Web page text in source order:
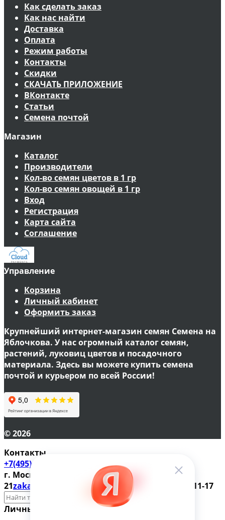
Как сделать заказ
Как нас найти
Доставка
Оплата
Режим работы
Контакты
Скидки
СКАЧАТЬ ПРИЛОЖЕНИЕ
ВКонтакте
Статьи
Семена почтой
Магазин
Каталог
Производители
Кол-во семян цветов в 1 гр
Кол-во семян овощей в 1 гр
Вход
Регистрация
Карта сайта
Соглашение
Управление
Корзина
Личный кабинет
Оформить заказ
Крупнейший интернет-магазин семян Семена на
Яблочкова. У нас огромный каталог семян,
растений, луковиц цветов и посадочного
материала. Здесь вы можете купить семена
почтой и курьером по всей России!
© 2026
Контакты
+7(495) 610-57-17
г. Москва, ул. Яблочкова д.
21zakaz@magazinsemena.ru Пн-пт 10-19 Сб-вс 11-17
Личный кабинет